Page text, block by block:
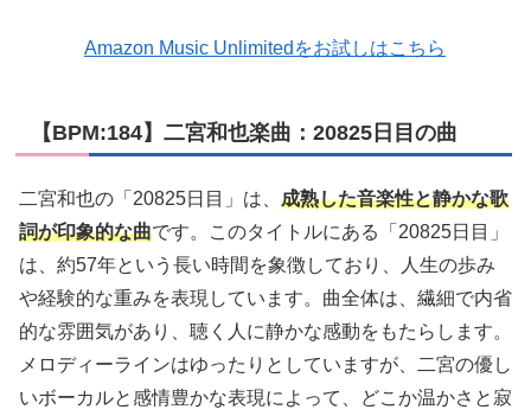
Amazon Music Unlimitedをお試しはこちら
【BPM:184】二宮和也楽曲：20825日目の曲
二宮和也の「20825日目」は、 成熟した音楽性と静かな歌
詞が印象的な曲です。このタイトルにある「20825日目」
は、約57年という長い時間を象徴しており、人生の歩み
や経験的な重みを表現しています。曲全体は、繊細で内省
的な雰囲気があり、聴く人に静かな感動をもたらします。
メロディーラインはゆったりとしていますが、二宮の優し
いボーカルと感情豊かな表現によって、どこか温かさと寂